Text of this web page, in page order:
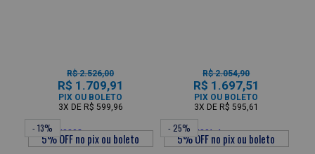
R$ 2.526,00
R$ 1.709,91
PIX OU BOLETO
3X DE R$ 599,96
R$ 2.054,90
R$ 1.697,51
PIX OU BOLETO
3X DE R$ 595,61
- 13% - 25%